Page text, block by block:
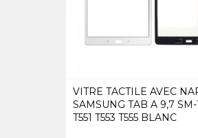
VITRE TACTILE AVEC
SAMSUNG TAB A 9,7 SM-
T551 T553 T555 BLANC